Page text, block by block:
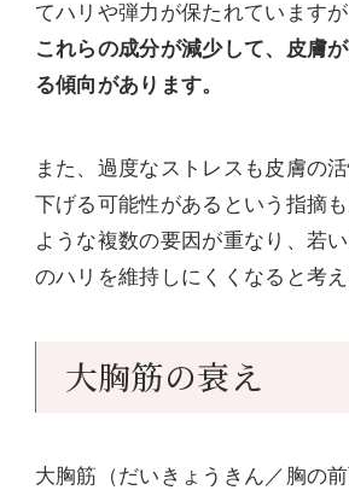
てハリや弾力が保たれていますが
これらの成分が減少して、皮膚
る傾向があります。
また、過度なストレスも皮膚の
下げる可能性があるという指摘
ような複数の要因が重なり、若
のハリを維持しにくくなると考え
大胸筋の衰え
大胸筋（だいきょうきん／胸の